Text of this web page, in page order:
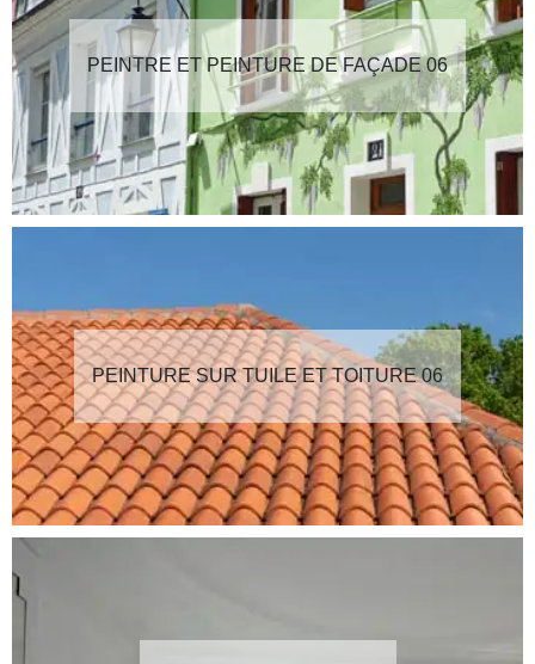
PEINTRE ET PEINTURE DE FAÇADE 06
PEINTURE SUR TUILE ET TOITURE 06